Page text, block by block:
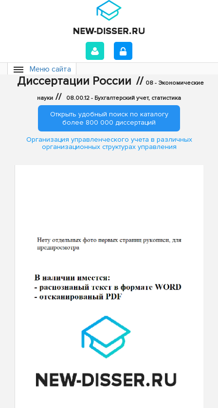
Меню сайта
Диссертации России // 08 - Экономические
науки // 08.00.12 - Бухгалтерский учет, статистика
Открыть удобный поиск по каталогу
более 800 000 диссертаций
Организация управленческого учета в различных
организационных структурах управления